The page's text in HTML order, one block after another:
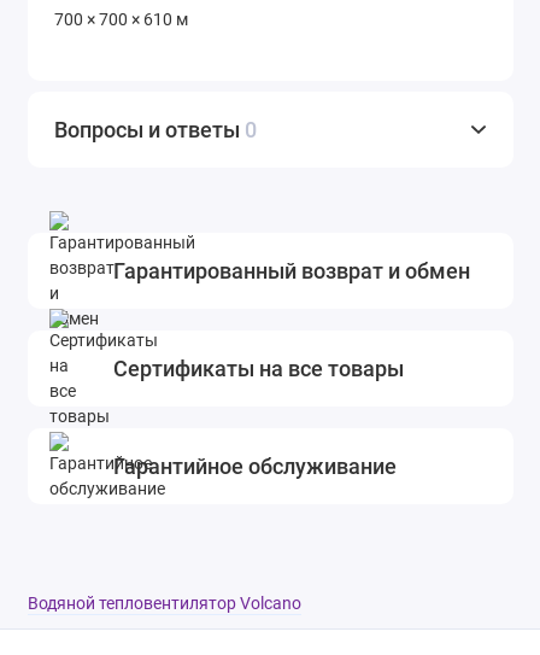
700 × 700 × 610 м
Вопросы и ответы 0
Гарантированный возврат и обмен
Сертификаты на все товары
Гарантийное обслуживание
Водяной тепловентилятор Volcano